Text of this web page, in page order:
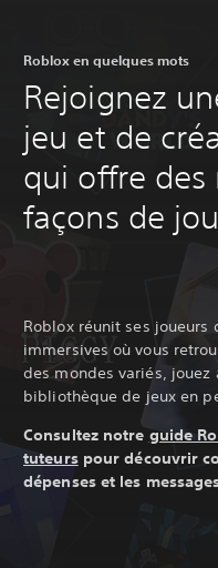
Roblox en quelques mots
Rejoignez
jeu et de
qui offre des
façons de
Roblox réunit ses
immersives où vous
des mondes variés, jouez
bibliothèque de jeux en
Consultez notre guide
tuteurspour découvrir
dépenses et les